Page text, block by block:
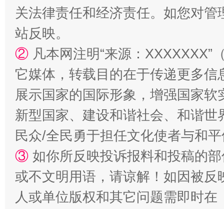
国家大学科技园优化重塑工作
关法律责任和经济责任。如您对
站反映。
② 凡本网注明“来源：
它媒体，转载目的在于传递更多
展示国家的国际形象，增强国家
新型国家、建设和谐社会、和谐
民众/全民勇于担任文化使者与和
③ 如你所反映投诉报料和投稿的
或不文明用语，请谅解！如因被
人或单位版权和其它问题需即时在